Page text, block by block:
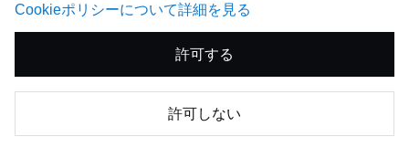
買収効果（売上
収益）・買収時
2024年
90億円
（2ヵ月分）
2025年
494億円
Cookieポリシーについて詳細を見る
許可する
許可しない